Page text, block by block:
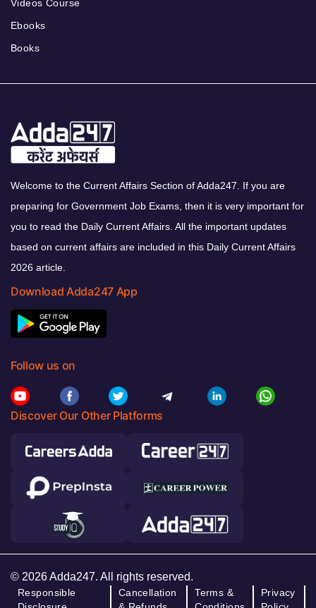
Videos Course
Ebooks
Books
Welcome to the Current Affairs Section of Adda247. If you are
preparing for Government Job Exams, then it is very important for
you to read the Daily Current Affairs. All the important updates
based on current affairs are included in this Daily Current Affairs
2026 article.
Download Adda247 App
Follow us on
Discover Our Other Platforms
© 2026 Adda247. All rights reserved.
Responsible
Cancellation
Terms &
Privacy